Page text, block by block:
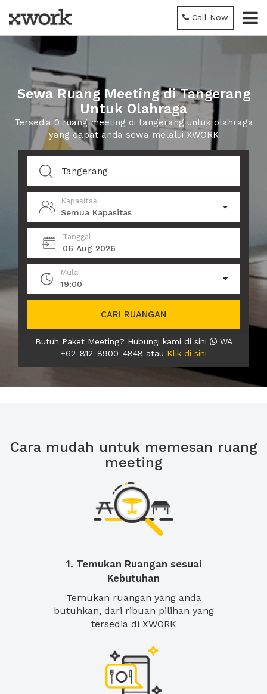
Call Now
Sewa Ruang Meeting di Tangerang
Untuk Olahraga
Tersedia 0 ruang meeting di tangerang untuk olahraga
yang dapat anda sewa melalui XWORK
Kapasitas
Semua Kapasitas
Tanggal
06 Aug 2026
Mulai
19:00
CARI RUANGAN
Butuh Paket Meeting? Hubungi kami di sini
WA
+62-812-8900-4848 atau Klik di sini
Cara mudah untuk memesan ruang
meeting
1. Temukan Ruangan sesuai
Kebutuhan
Temukan ruangan yang anda
butuhkan, dari ribuan pilihan yang
tersedia di XWORK